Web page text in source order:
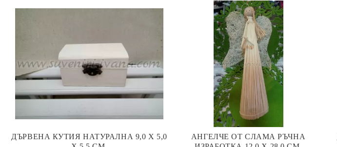
ДЪРВЕНА КУТИЯ НАТУРАЛНА 9,0 Х 5,0
АНГЕЛЧЕ ОТ СЛАМА РЪЧНА